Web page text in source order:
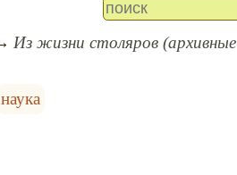
Из жизни столяров (архивные
наука